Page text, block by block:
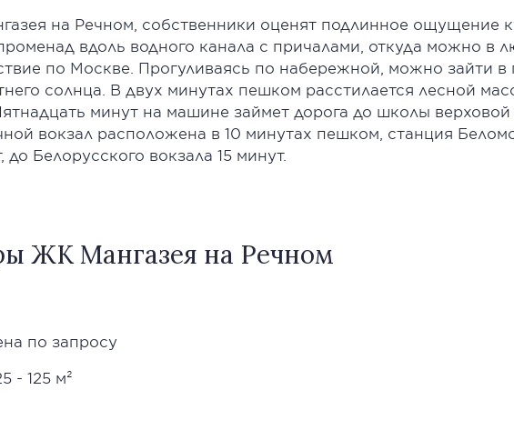
на Речном, собственники оценят подлинное ощущение
вдоль водного канала с причалами, откуда можно в
по Москве. Прогуливаясь по набережной, можно зайти
солнца. В двух минутах пешком расстилается лесной
минут на машине займет дорога до школы верховой
вокзал расположена в 10 минутах пешком, станция
до Белорусского вокзала 15 минут.
ЖК Мангазея на Речном
по запросу
- 125 м²